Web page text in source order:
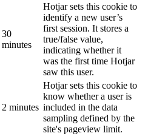
30
minutes
Hotjar sets this cookie to
identify a new user’s
first session. It stores a
true/false value,
indicating whether it
was the first time Hotjar
saw this user.
2 minutes
Hotjar sets this cookie to
know whether a user is
included in the data
sampling defined by the
site's pageview limit.